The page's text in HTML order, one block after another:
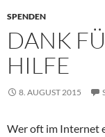
SPENDEN
DANK
HILFE
8. AUGUST 2015
Wer oft im Internet